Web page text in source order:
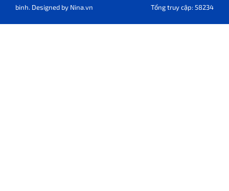
binh. Designed by Nina.vn Tổng truy cập: 58234